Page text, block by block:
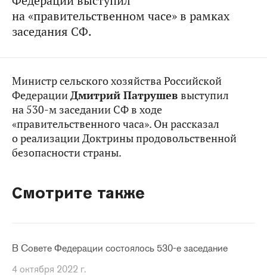
на «правительственном часе» в рамках
заседания СФ.
Министр сельского хозяйства Российской
ФедерацииДмитрий Патрушев выступил
на 530-м заседании СФ в ходе
«правительственного часа». Он рассказал
о реализации Доктрины продовольственной
безопасности страны.
Смотрите также
В Совете Федерации состоялось 530-е заседание
4 октября 2022 г.